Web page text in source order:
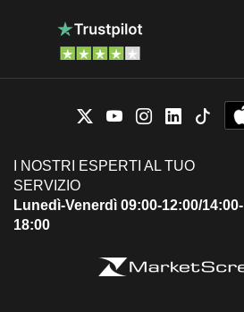
I NOSTRI ESPERTI AL TUO
SERVIZIO
Lunedì-Venerdì 09:00-12:00/14:00-
18:00